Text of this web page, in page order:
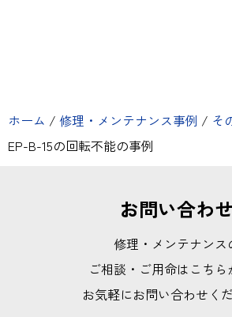
ホーム / 修理・メンテナンス事例 / そ
EP-B-15の回転不能の事例
お問い合わせ
修理・メンテナンス
ご相談・ご用命はこちら
お気軽にお問い合わせくだ